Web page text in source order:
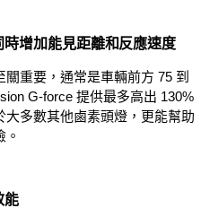
增加能見距離和反應速度
重要，通常是車輛前方 75 到
G-force 提供最多高出 130%
多數其他鹵素頭燈，更能幫助
能